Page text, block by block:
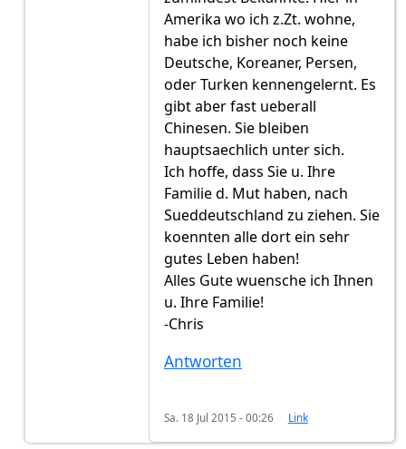
Amerika wo ich z.Zt. wohne,
habe ich bisher noch keine
Deutsche, Koreaner, Persen,
oder Turken kennengelernt. Es
gibt aber fast ueberall
Chinesen. Sie bleiben
hauptsaechlich unter sich.
Ich hoffe, dass Sie u. Ihre
Familie d. Mut haben, nach
Sueddeutschland zu ziehen. Sie
koennten alle dort ein sehr
gutes Leben haben!
Alles Gute wuensche ich Ihnen
u. Ihre Familie!
-Chris
Antworten
Sa. 18 Jul 2015 - 00:26 Link